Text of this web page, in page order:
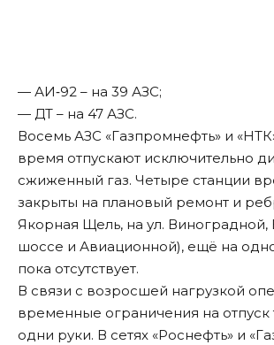
— АИ‑92 – на 39 АЗС;
— ДТ – на 47 АЗС.
Восемь АЗС «Газпромнефть» и
время отпускают исключительно
сжиженный газ. Четыре станции
закрыты на плановый ремонт и
Якорная Щель, на ул. Виноградной,
шоссе и Авиационной), ещё на
пока отсутствует.
В связи с возросшей нагрузкой
временные ограничения на отпуск
одни руки. В сетях «Роснефть» и